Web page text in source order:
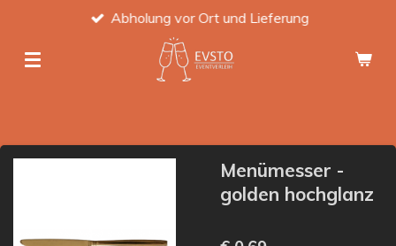
springen
Abholung vor Ort und Lieferung
Menümesser -
golden hochglanz